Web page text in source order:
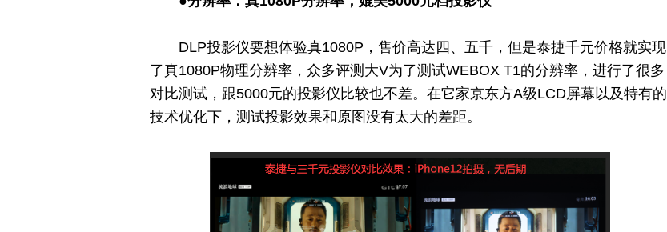
DLP投影仪要想体验真1080P，售价高达四、五千，但是泰捷千元价格就实现
了真1080P物理分辨率，众多评测大V为了测试WEBOX T1的分辨率，进行了很多
对比测试，跟5000元的投影仪比较也不差。在它家京东方A级LCD屏幕以及特有的
技术优化下，测试投影效果和原图没有太大的差距。